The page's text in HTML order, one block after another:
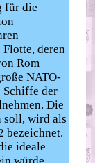
für die
Flotte, deren
Rom
NATO-
Schiffe der
Die
soll, wird als
bezeichnet.
ideale